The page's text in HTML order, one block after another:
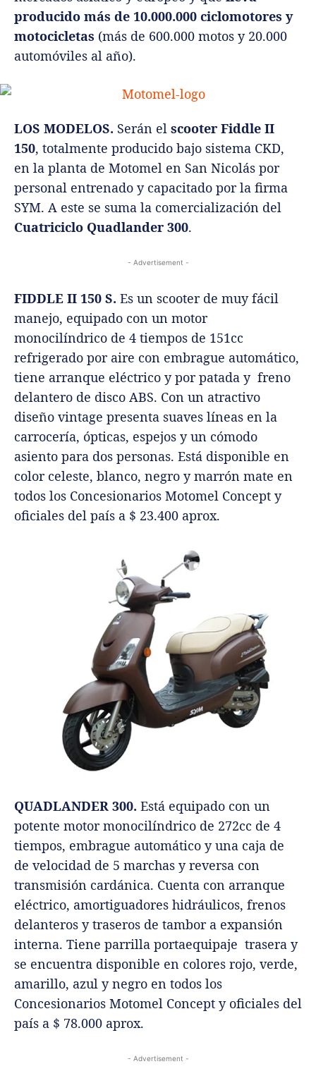
producido más de 10.000.000 ciclomotores y
motocicletas (más de 600.000 motos y 20.000
automóviles al año).
LOS MODELOS. Serán el scooter Fiddle II
150, totalmente producido bajo sistema CKD,
en la planta de Motomel en San Nicolás por
personal entrenado y capacitado por la firma
SYM. A este se suma la comercialización del
Cuatriciclo Quadlander 300.
- Advertisement -
FIDDLE II 150 S. Es un scooter de muy fácil
manejo, equipado con un motor
monocilíndrico de 4 tiempos de 151cc
refrigerado por aire con embrague automático,
tiene arranque eléctrico y por patada y freno
delantero de disco ABS. Con un atractivo
diseño vintage presenta suaves líneas en la
carrocería, ópticas, espejos y un cómodo
asiento para dos personas. Está disponible en
color celeste, blanco, negro y marrón mate en
todos los Concesionarios Motomel Concept y
oficiales del país a $ 23.400 aprox.
QUADLANDER 300. Está equipado con un
potente motor monocilíndrico de 272cc de 4
tiempos, embrague automático y una caja de
de velocidad de 5 marchas y reversa con
transmisión cardánica. Cuenta con arranque
eléctrico, amortiguadores hidráulicos, frenos
delanteros y traseros de tambor a expansión
interna. Tiene parrilla portaequipaje trasera y
se encuentra disponible en colores rojo, verde,
amarillo, azul y negro en todos los
Concesionarios Motomel Concept y oficiales del
país a $ 78.000 aprox.
- Advertisement -